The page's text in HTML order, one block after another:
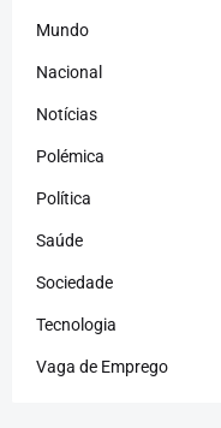
Mundo
Nacional
Notícias
Polémica
Política
Saúde
Sociedade
Tecnologia
Vaga de Emprego